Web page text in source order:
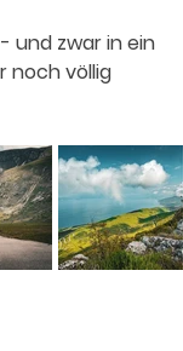
und zwar in ein
noch völlig